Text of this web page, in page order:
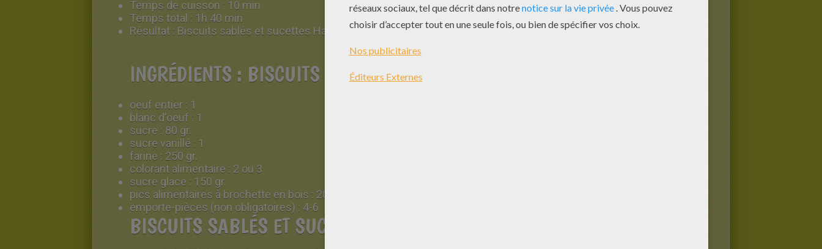
Temps de cuisson : 10 min
Temps total : 1h 40 min
Résultat : Biscuits sablés et sucettes Halloween
INGRÉDIENTS : BISCUITS SABLÉS ET SUCETTES HALLOWEEN
oeuf entier : 1
blanc d'oeuf : 1
sucre : 80 gr.
sucre vanillé : 1
farine : 250 gr.
colorant alimentaire : 2 ou 3
sucre glace : 150 gr.
pics alimentaires à brochette en bois : 20
emporte-pièces (non obligatoires) : 4-6
BISCUITS SABLÉS ET SUCETTES HALLOWEEN, LA RECETTE